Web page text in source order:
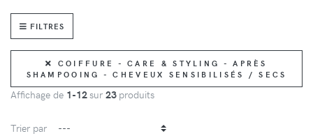
FILTRES
COIFFURE - CARE & STYLING - APRÈS
SHAMPOOING - CHEVEUX SENSIBILISÉS / SECS
Affichage de 1-12sur 23 produits
Trier par